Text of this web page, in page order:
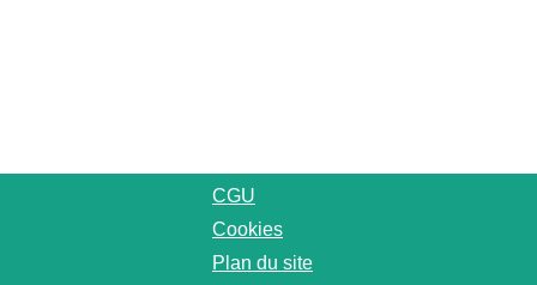
CGU
Cookies
Plan du site